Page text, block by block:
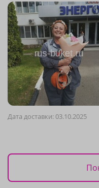
Дата доставки: 03.10.2025